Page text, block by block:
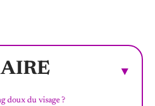
doux du visage ?